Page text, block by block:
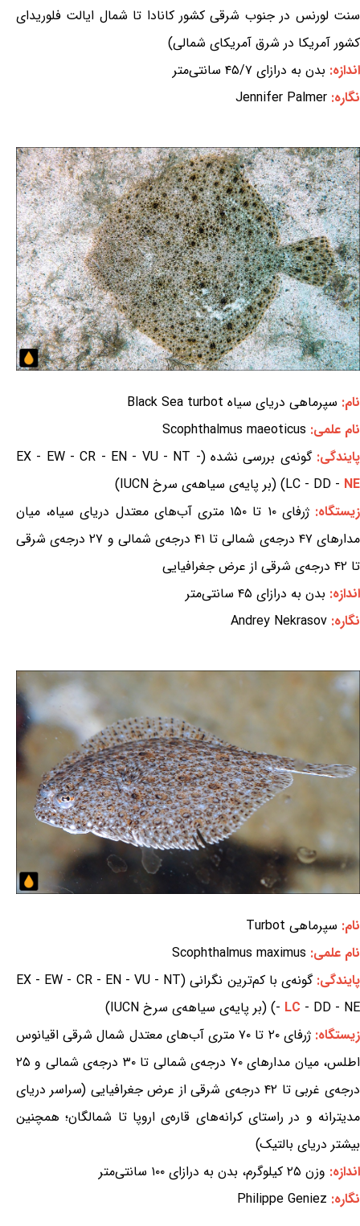
سنت لورنس در جنوب شرقی کشور کانادا تا شمال ایالت فلوریدای
کشور آمریکا در شرق آمریکای شمالی)
اندازه: بدن به درازای ۴۵/۷ سانتی‌متر
نگاره: Jennifer Palmer
نام: سپرماهی دریای سیاه Black Sea turbot
نام علمی: Scophthalmus maeoticus
پایندگی:
گونه‌ی بررسی نشده (EX - EW - CR - EN - VU - NT -
LC - DD - NE
) (بر پایه‌ی سیاهه‌ی سرخ IUCN)
زیستگاه:
ژرفای ۱۰ تا ۱۵۰ متری آب‌های معتدل دریای سیاه، میان
مدارهای ۴۷ درجه‌ی شمالی تا ۴۱ درجه‌ی شمالی و ۲۷ درجه‌ی شرقی
تا ۴۲ درجه‌ی شرقی از عرض جغرافیایی
اندازه: بدن به درازای ۴۵ سانتی‌متر
نگاره: Andrey Nekrasov
نام: سپرماهی Turbot
نام علمی: Scophthalmus maximus
پایندگی:
گونه‌ی با کم‌ترین نگرانی (EX - EW - CR - EN - VU - NT
- LC - DD - NE) (بر پایه‌ی سیاهه‌ی سرخ IUCN)
زیستگاه:
ژرفای ۲۰ تا ۷۰ متری آب‌های معتدل شمال شرقی اقیانوس
اطلس، میان مدارهای ۷۰ درجه‌ی شمالی تا ۳۰ درجه‌ی شمالی و ۲۵
درجه‌ی غربی تا ۴۲ درجه‌ی شرقی از عرض جغرافیایی (سراسر دریای
مدیترانه و در راستای کرانه‌های قاره‌ی اروپا تا شمالگان؛ همچنین
بیشتر دریای بالتیک)
اندازه: وزن ۲۵ کیلوگرم، بدن به درازای ۱۰۰ سانتی‌متر
نگاره: Philippe Geniez